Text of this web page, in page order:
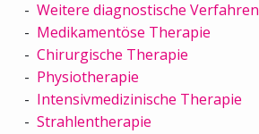
Weitere diagnostische Verfahren
Medikamentöse Therapie
Chirurgische Therapie
Physiotherapie
Intensivmedizinische Therapie
Strahlentherapie